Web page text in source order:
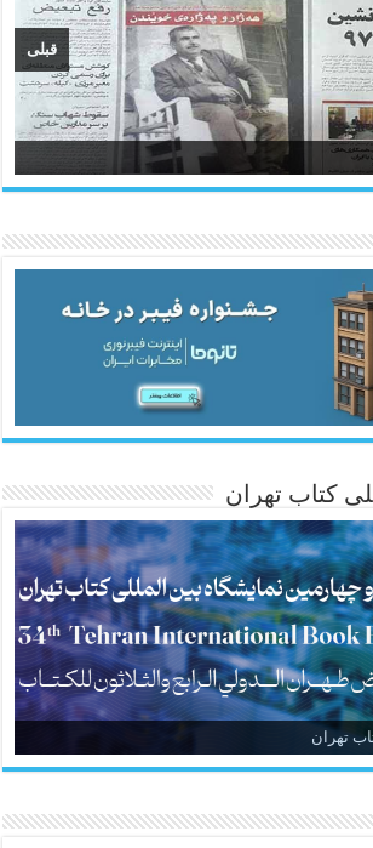
قبلی
کتاب تهران
تهران